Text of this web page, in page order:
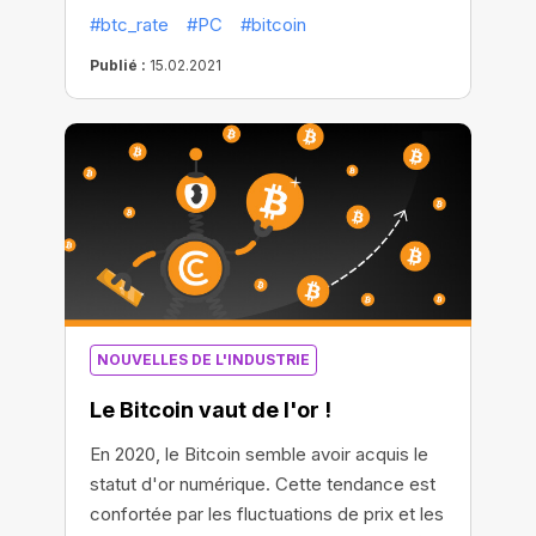
attirer l'attention des investisseurs et des
amateurs d'art sur cette nouvelle forme
rejoindre les rangs des investisseurs à
grand succès !
#btc_rate #PC #bitcoin
Publié : 15.02.2021
NOUVELLES DE L'INDUSTRIE
Le Bitcoin vaut de l'or !
En 2020, le Bitcoin semble avoir acquis le
statut d'or numérique. Cette tendance est
confortée par les fluctuations de prix et les